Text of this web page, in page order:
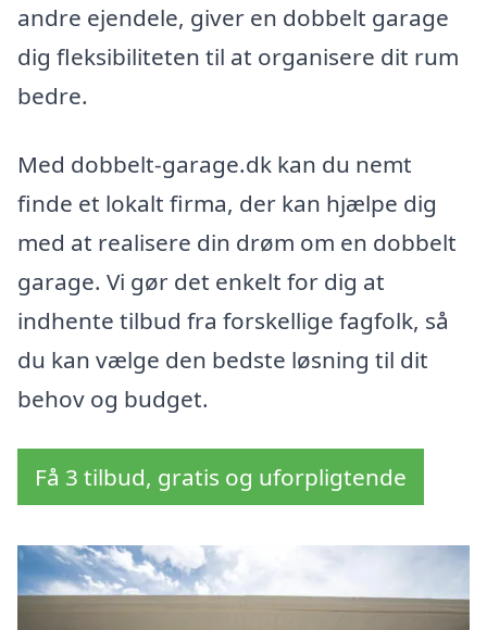
andre ejendele, giver en dobbelt garage
dig fleksibiliteten til at organisere dit rum
bedre.
Med dobbelt-garage.dk kan du nemt
finde et lokalt firma, der kan hjælpe dig
med at realisere din drøm om en dobbelt
garage. Vi gør det enkelt for dig at
indhente tilbud fra forskellige fagfolk, så
du kan vælge den bedste løsning til dit
behov og budget.
Få 3 tilbud, gratis og uforpligtende